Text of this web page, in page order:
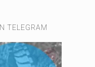
TELEGRAM